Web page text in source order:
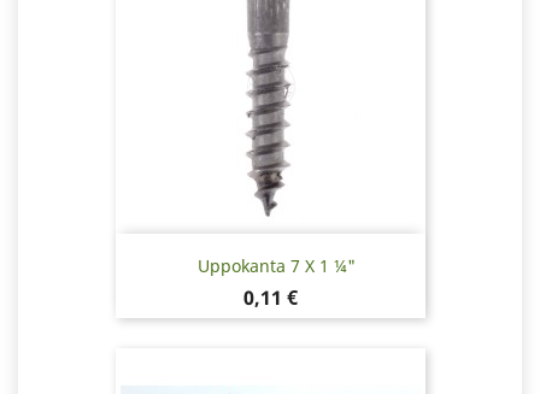
Uppokanta 7 X 1 ¼"
Hinta
0,11 €